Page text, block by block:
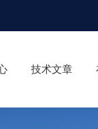
技术文章